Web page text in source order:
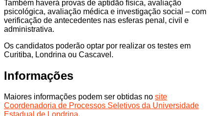
Também haverá provas de aptidão física, avaliação
psicológica, avaliação médica e investigação social – com
verificação de antecedentes nas esferas penal, civil e
administrativa.
Os candidatos poderão optar por realizar os testes em
Curitiba, Londrina ou Cascavel.
Informações
Maiores informações podem ser obtidas no site
Coordenadoria de Processos Seletivos da Universidade
Estadual de Londrina.